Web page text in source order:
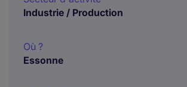
Industrie / Production
Où ?
Essonne